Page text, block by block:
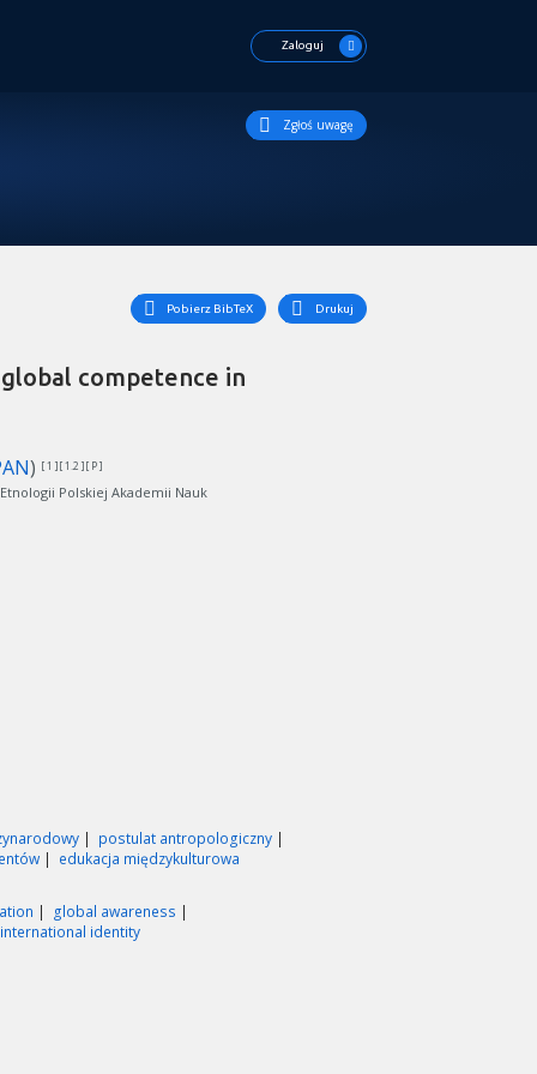
Zaloguj
Zgłoś uwagę
Pobierz BibTeX Drukuj
competence in
) [ 1 ][ 1.2 ][ P ]
Polskiej Akademii Nauk
postulat antropologiczny
edukacja międzykulturowa
global awareness
international identity